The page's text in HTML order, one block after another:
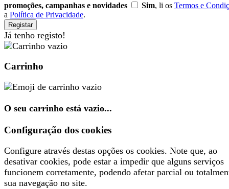
promoções, campanhas e novidades
Sim, li os Termos e
a Política de Privacidade.
Registar
Já tenho registo!
Carrinho
O seu carrinho está vazio...
Configuração dos cookies
Configure através destas opções os cookies. Note que, ao
desativar cookies, pode estar a impedir que alguns serviços
funcionem corretamente, podendo afetar parcial ou
sua navegação no site.